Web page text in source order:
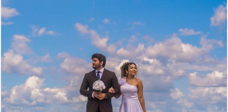
466 32